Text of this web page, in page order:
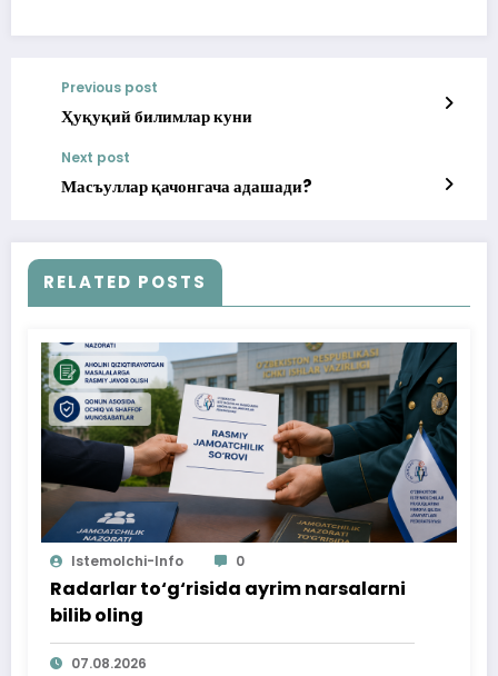
Previous post
Ҳуқуқий билимлар куни
Next post
Масъуллар қачонгача адашади?
RELATED POSTS
Istemolchi-Info 0
Radarlar to‘g‘risida ayrim narsalarni
bilib oling
07.08.2026